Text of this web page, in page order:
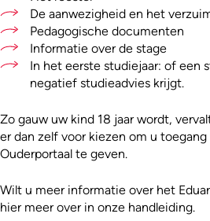
De aanwezigheid en het
Pedagogische documenten
Informatie over de stage
In het eerste studiejaar: of een
negatief studieadvies krijgt.
Zo gauw uw kind 18 jaar wordt,
er dan zelf voor kiezen om u
Ouderportaal te geven.
Wilt u meer informatie over het
hier meer over in onze handleiding.